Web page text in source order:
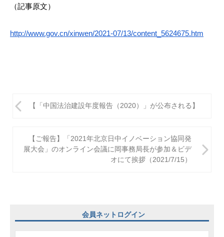
（記事原文）
http://www.gov.cn/xinwen/2021-07/13/content_ 5624675.htm
投
ン
【「中国法治建設年度報告（2020）」が公布される】
【ご報告】「2021年北京日中イノベーション協同発
展大会」のオンライン会議に岡事務局長が参加＆ビデ
オにて挨拶（2021/7/15）
会員ネットログイン